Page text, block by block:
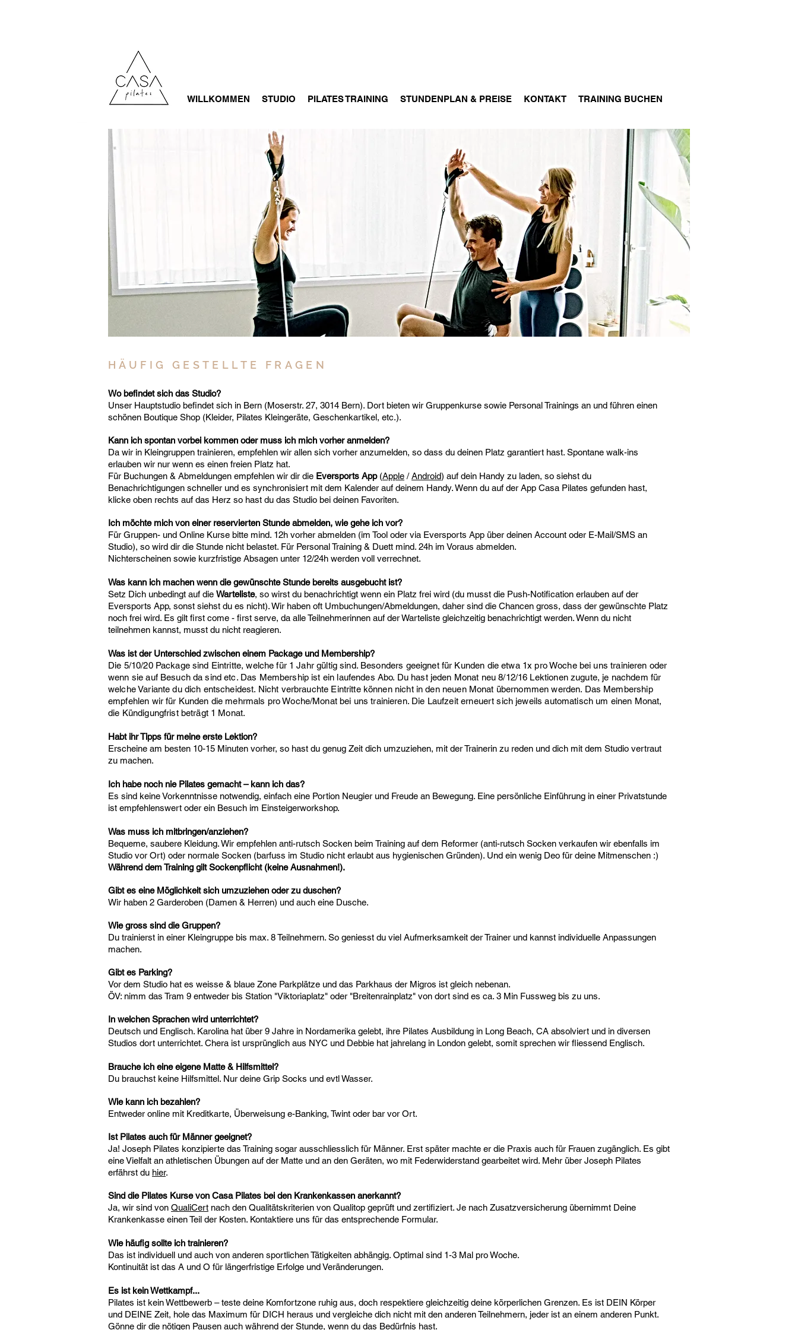
WILLKOMMEN STUDIO PILATES TRAINING STUNDENPLAN & PREISE KONTAKT TRAINING BUCHEN
HÄUFIG GESTELLTE FRAGEN
Wo befindet sich das Studio?
Unser Hauptstudio befindet sich in Bern (Moserstr. 27, 3014 Bern). Dort bieten wir Gruppenkurse sowie Personal Trainings an und führen einen
schönen Boutique Shop (Kleider, Pilates Kleingeräte, Geschenkartikel, etc.).
Kann ich spontan vorbei kommen oder muss ich mich vorher anmelden?
Da wir in Kleingruppen trainieren, empfehlen wir allen sich vorher anzumelden, so dass du deinen Platz garantiert hast. Spontane walk-ins
erlauben wir nur wenn es einen freien Platz hat.
Für Buchungen & Abmeldungen empfehlen wir dir die Eversports App (Apple /Android) auf dein Handy zu laden, so siehst du
Benachrichtigungen schneller und es synchronisiert mit dem Kalender auf deinem Handy. Wenn du auf der App Casa Pilates gefunden hast,
klicke oben rechts auf das Herz so hast du das Studio bei deinen Favoriten.
Ich möchte mich von einer reservierten Stunde abmelden, wie gehe ich vor?
Für Gruppen- und Online Kurse bitte mind. 12h vorher abmelden (im Tool oder via Eversports App über deinen Account oder E-Mail/SMS an
Studio), so wird dir die Stunde nicht belastet. Für Personal Training & Duett mind. 24h im Voraus abmelden.
Nichterscheinen sowie kurzfristige Absagen unter 12/24h werden voll verrechnet.
Was kann ich machen wenn die gewünschte Stunde bereits ausgebucht ist?
Setz Dich unbedingt auf die Warteliste, so wirst du benachrichtigt wenn ein Platz frei wird (du musst die Push-Notification erlauben auf der
Eversports App, sonst siehst du es nicht). Wir haben oft Umbuchungen/Abmeldungen, daher sind die Chancen gross, dass der gewünschte Platz
noch frei wird. Es gilt first come - first serve, da alle Teilnehmerinnen auf der Warteliste gleichzeitig benachrichtigt werden. Wenn du nicht
teilnehmen kannst, musst du nicht reagieren.
Was ist der Unterschied zwischen einem Package und Membership?
Die 5/10/20 Package sind Eintritte, welche für 1 Jahr gültig sind. Besonders geeignet für Kunden die etwa 1x pro Woche bei uns trainieren oder
wenn sie auf Besuch da sind etc. Das Membership ist ein laufendes Abo. Du hast jeden Monat neu 8/12/16 Lektionen zugute, je nachdem für
welche Variante du dich entscheidest. Nicht verbrauchte Eintritte können nicht in den neuen Monat übernommen werden. Das Membership
empfehlen wir für Kunden die mehrmals pro Woche/Monat bei uns trainieren. Die Laufzeit erneuert sich jeweils automatisch um einen Monat,
die Kündigungfrist beträgt 1 Monat.
Habt ihr Tipps für meine erste Lektion?
Erscheine am besten 10-15 Minuten vorher, so hast du genug Zeit dich umzuziehen, mit der Trainerin zu reden und dich mit dem Studio vertraut
zu machen.
Ich habe noch nie Pilates gemacht – kann ich das?
Es sind keine Vorkenntnisse notwendig, einfach eine Portion Neugier und Freude an Bewegung. Eine persönliche Einführung in einer Privatstunde
ist empfehlenswert oder ein Besuch im Einsteigerworkshop.
Was muss ich mitbringen/anziehen?
Bequeme, saubere Kleidung. Wir empfehlen anti-rutsch Socken beim Training auf dem Reformer (anti-rutsch Socken verkaufen wir ebenfalls im
Studio vor Ort) oder normale Socken (barfuss im Studio nicht erlaubt aus hygienischen Gründen). Und ein wenig Deo für deine Mitmenschen :)
Während dem Training gilt Sockenpflicht (keine Ausnahmen!).
Gibt es eine Möglichkeit sich umzuziehen oder zu duschen?
Wir haben 2 Garderoben (Damen & Herren) und auch eine Dusche.
Wie gross sind die Gruppen?
Du trainierst in einer Kleingruppe bis max. 8 Teilnehmern. So geniesst du viel Aufmerksamkeit der Trainer und kannst individuelle Anpassungen
machen.
Gibt es Parking?
Vor dem Studio hat es weisse & blaue Zone Parkplätze und das Parkhaus der Migros ist gleich nebenan.
ÖV: nimm das Tram 9 entweder bis Station "Viktoriaplatz" oder "Breitenrainplatz" von dort sind es ca. 3 Min Fussweg bis zu uns.
In welchen Sprachen wird unterrichtet?
Deutsch und Englisch. Karolina hat über 9 Jahre in Nordamerika gelebt, ihre Pilates Ausbildung in Long Beach, CA absolviert und in diversen
Studios dort unterrichtet. Chera ist ursprünglich aus NYC und Debbie hat jahrelang in London gelebt, somit sprechen wir fliessend Englisch.
Brauche ich eine eigene Matte & Hilfsmittel?
Du brauchst keine Hilfsmittel. Nur deine Grip Socks und evtl Wasser.
Wie kann ich bezahlen?
Entweder online mit Kreditkarte, Überweisung e-Banking, Twint oder bar vor Ort.
Ist Pilates auch für Männer geeignet?
Ja! Joseph Pilates konzipierte das Training sogar ausschliesslich für Männer. Erst später machte er die Praxis auch für Frauen zugänglich. Es gibt
eine Vielfalt an athletischen Übungen auf der Matte und an den Geräten, wo mit Federwiderstand gearbeitet wird. Mehr über Joseph Pilates
erfährst du hier.
Sind die Pilates Kurse von Casa Pilates bei den Krankenkassen anerkannt?
Ja, wir sind von QualiCert nach den Qualitätskriterien von Qualitop geprüft und zertifiziert. Je nach Zusatzversicherung übernimmt Deine
Krankenkasse einen Teil der Kosten. Kontaktiere uns für das entsprechende Formular.
Wie häufig sollte ich trainieren?
Das ist individuell und auch von anderen sportlichen Tätigkeiten abhängig. Optimal sind 1-3 Mal pro Woche.
Kontinuität ist das A und O für längerfristige Erfolge und Veränderungen.
Es ist kein Wettkampf...
Pilates ist kein Wettbewerb – teste deine Komfortzone ruhig aus, doch respektiere gleichzeitig deine körperlichen Grenzen. Es ist DEIN Körper
und DEINE Zeit, hole das Maximum für DICH heraus und vergleiche dich nicht mit den anderen Teilnehmern, jeder ist an einem anderen Punkt.
Gönne dir die nötigen Pausen auch während der Stunde, wenn du das Bedürfnis hast.